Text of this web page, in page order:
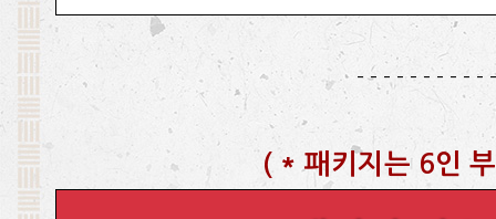
- - - - - - - - - -
( * 패키지는 6인